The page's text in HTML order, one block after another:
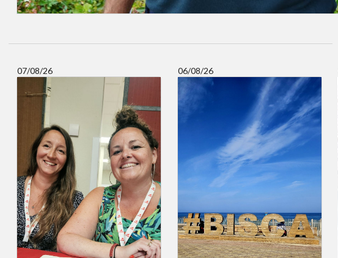
07/08/26 06/08/26